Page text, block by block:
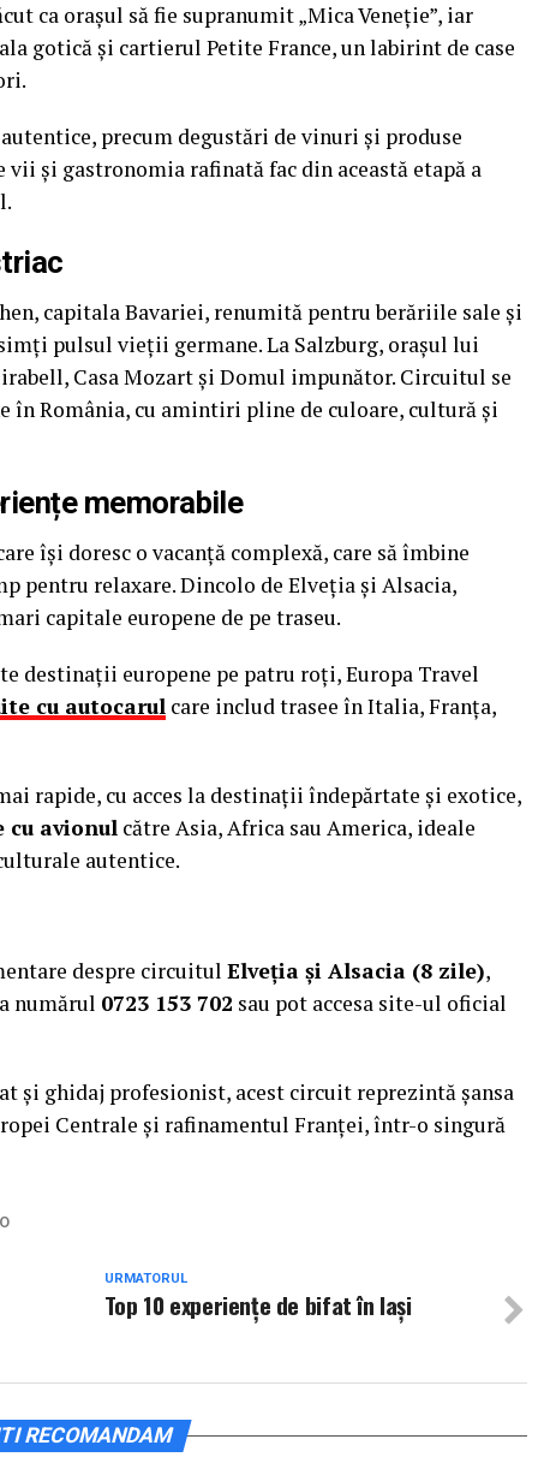
ca orașul să fie supranumit „Mica Veneție”, iar
gotică și cartierul Petite France, un labirint de case
precum degustări de vinuri și produse
și gastronomia rafinată fac din această etapă a
capitala Bavariei, renumită pentru berăriile sale și
pulsul vieții germane. La Salzburg, orașul lui
Casa Mozart și Domul impunător. Circuitul se
în România, cu amintiri pline de culoare, cultură și
memorabile
își doresc o vacanță complexă, care să îmbine
pentru relaxare. Dincolo de Elveția și Alsacia,
capitale europene de pe traseu.
destinații europene pe patru roți, Europa Travel
cu autocarul care includ trasee în Italia, Franța,
rapide, cu acces la destinații îndepărtate și exotice,
cu avionul către Asia, Africa sau America, ideale
autentice.
despre circuitul Elveția și Alsacia (8 zile),
numărul 0723 153 702 sau pot accesa site-ul oficial
și ghidaj profesionist, acest circuit reprezintă șansa
Centrale și rafinamentul Franței, într-o singură
URMATORUL
Top 10 experiențe de bifat în Iași
RECOMANDAM